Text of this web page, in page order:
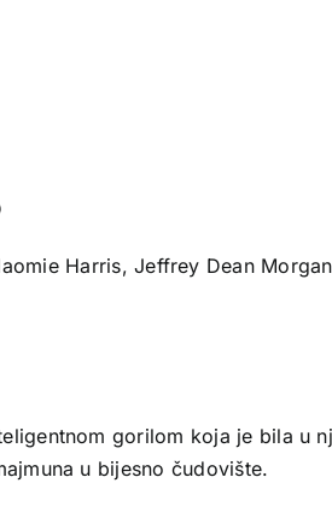
Harris, Jeffrey Dean Morgan
gorilom koja je bila u
u bijesno čudovište.